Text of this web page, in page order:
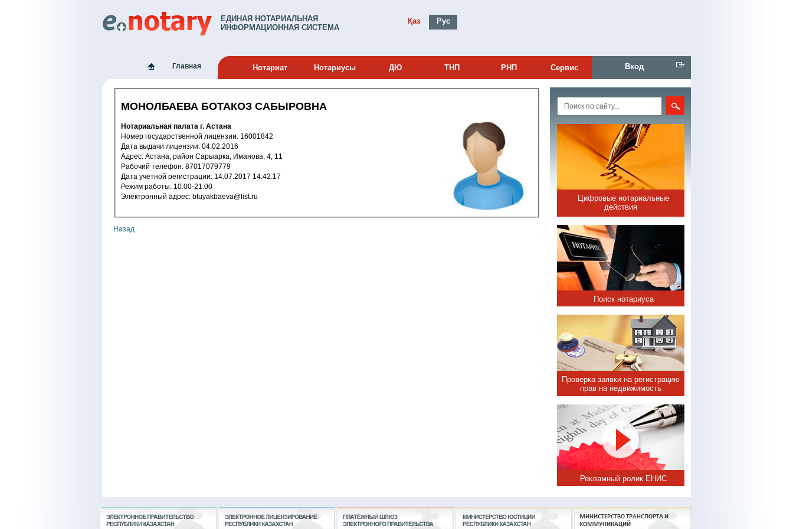
ЕДИНАЯ НОТАРИАЛЬНАЯ
ИНФОРМАЦИОННАЯ СИСТЕМА
Қаз Рус
Главная Нотариат Нотариусы ДЮ ТНП РНП Сервис Вход
МОНОЛБАЕВА БОТАКОЗ САБЫРОВНА
Нотариальная палата г. Астана
Номер государственной лицензии: 16001842
Дата выдачи лицензии: 04.02.2016
Адрес: Астана, район Сарыарка, Иманова, 4, 11
Рабочий телефон: 87017079779
Дата учетной регистрации: 14.07.2017 14:42:17
Режим работы: 10.00-21.00
Электронный адрес: btuyakbaeva@list.ru
Назад
Цифровые нотариальные
действия
Поиск нотариуса
Проверка заявки на регистрацию
прав на недвижимость
Рекламный ролик ЕНИС